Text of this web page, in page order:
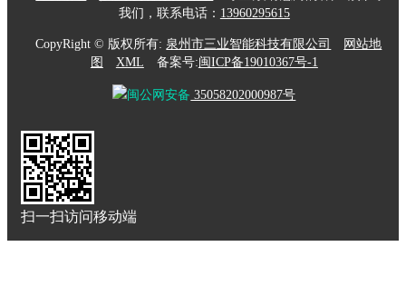
我们，联系电话： 13960295615
CopyRight © 版权所有: 泉州市三业智能科技有限公司
网站地
图
XML 备案号:闽ICP备19010367号-1
闽公网安备 35058202000987号
扫一扫访问移动端